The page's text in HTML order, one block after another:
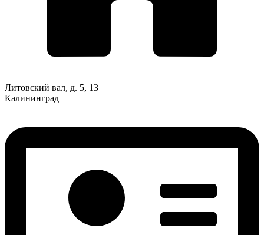
Литовский вал, д. 5, 13
Калининград